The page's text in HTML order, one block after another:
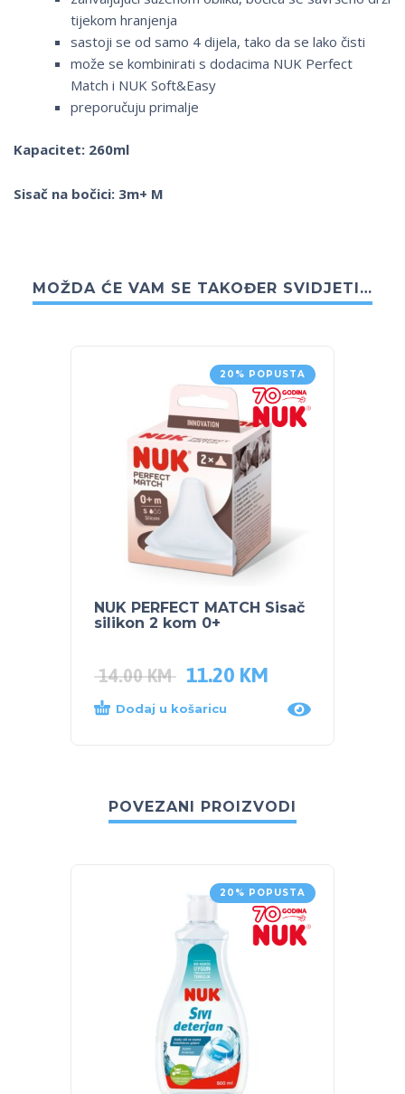
tijekom hranjenja
sastoji se od samo 4 dijela, tako da se lako čisti
može se kombinirati s dodacima NUK Perfect
Match i NUK Soft&Easy
preporučuju primalje
Kapacitet: 260ml
Sisač na bočici: 3m+ M
MOŽDA ĆE VAM SE TAKOĐER SVIDJETI…
20% POPUSTA
NUK PERFECT MATCH Sisač
silikon 2 kom 0+
14.00KM 11.20 KM
Dodaj u košaricu
POVEZANI PROIZVODI
20% POPUSTA